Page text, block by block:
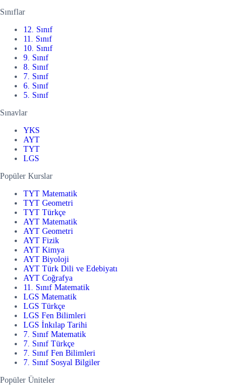
Sınıflar
12. Sınıf
11. Sınıf
10. Sınıf
9. Sınıf
8. Sınıf
7. Sınıf
6. Sınıf
5. Sınıf
Sınavlar
YKS
AYT
TYT
LGS
Popüler Kurslar
TYT Matematik
TYT Geometri
TYT Türkçe
AYT Matematik
AYT Geometri
AYT Fizik
AYT Kimya
AYT Biyoloji
AYT Türk Dili ve Edebiyatı
AYT Coğrafya
11. Sınıf Matematik
LGS Matematik
LGS Türkçe
LGS Fen Bilimleri
LGS İnkılap Tarihi
7. Sınıf Matematik
7. Sınıf Türkçe
7. Sınıf Fen Bilimleri
7. Sınıf Sosyal Bilgiler
Popüler Üniteler